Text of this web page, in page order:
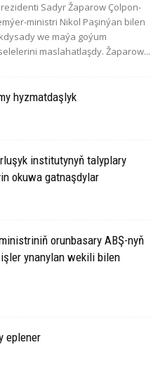
Sadyr Žaparow Çolpon-
ministri Nikol Paşinýan bilen
we maýa goýum
maslahatlaşdy. Žaparow...
hyzmatdaşlyk
institutynyň talyplary
okuwa gatnaşdylar
orunbasary ABŞ-nyň
ynanylan wekili bilen
eplener